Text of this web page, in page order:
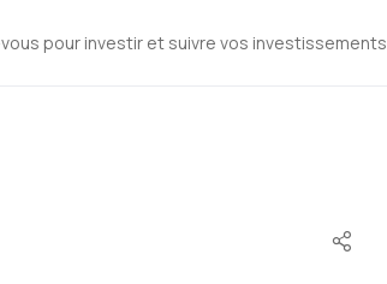
pour investir et suivre vos investissements